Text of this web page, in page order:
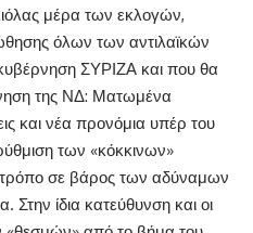
μέρα των εκλογών,
όλων των αντιλαϊκών
ΣΥΡΙΖΑ και που θα
της ΝΔ: Ματωμένα
και νέα προνόμια υπέρ του
των «κόκκινων»
σε βάρος των αδύναμων
ίδια κατεύθυνση και οι